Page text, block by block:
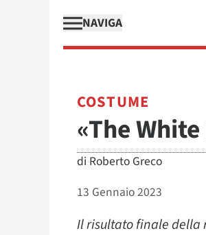
NAVIGA
COSTUME
«The
di Roberto Greco
13 Gennaio 2023
Il risultato finale della